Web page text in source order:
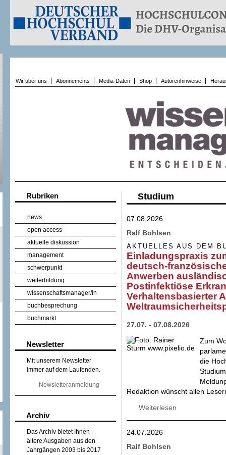
Wir über uns Abonnements Media-Daten Shop Autorenhinweise
Rubriken
news
open access
aktuelle diskussion
management
schwerpunkt
weiterbildung
wissenschaftsmanager/in
buchbesprechung
buchmarkt
Newsletter
Mit unserem Newsletter
immer auf dem Laufenden.
Newsletteranmeldung
Archiv
Das Archiv bietet Ihnen
ältere Ausgaben aus den
Jahrgängen 2003 bis 2017
Studium
07.08.2026
Ralf Bohlsen
AKTUELLES AUS DEM
Einladungspraxis
deutsch-
Anwerben
Postinfektiöse
Verhaltensbasierter
27.07. - 07.08.2026
Zum
die
Redaktion wünscht allen
Weiterlesen
24.07.2026
Ralf Bohlsen